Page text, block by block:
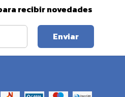
recibir novedades
Enviar